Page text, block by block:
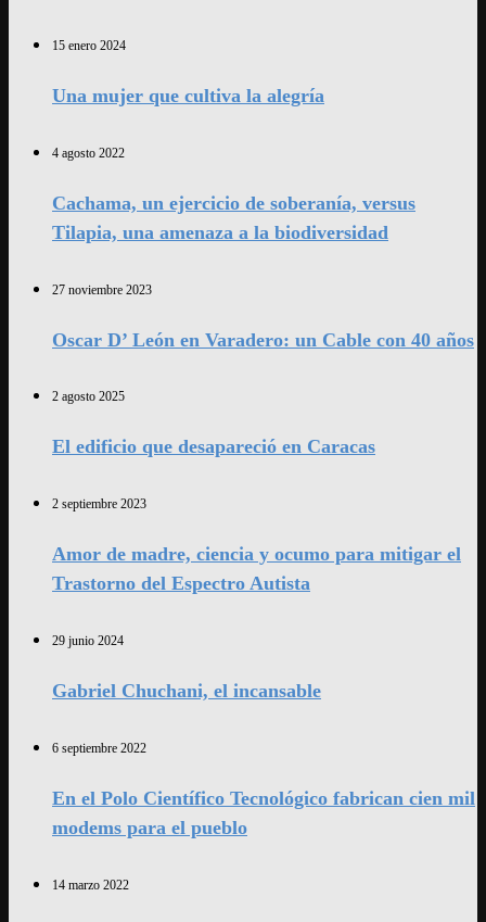
15 enero 2024
Una mujer que cultiva la alegría
4 agosto 2022
Cachama, un ejercicio de soberanía, versus
Tilapia, una amenaza a la biodiversidad
27 noviembre 2023
Oscar D’ León en Varadero: un Cable con 40 años
2 agosto 2025
El edificio que desapareció en Caracas
2 septiembre 2023
Amor de madre, ciencia y ocumo para mitigar el
Trastorno del Espectro Autista
29 junio 2024
Gabriel Chuchani, el incansable
6 septiembre 2022
En el Polo Científico Tecnológico fabrican cien mil
modems para el pueblo
14 marzo 2022